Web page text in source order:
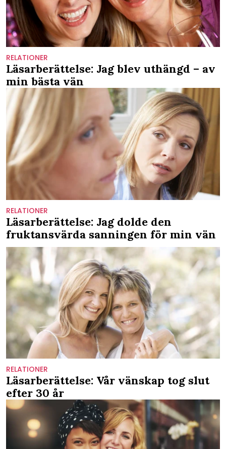
RELATIONER
Läsarberättelse: Jag blev uthängd – av
min bästa vän
RELATIONER
Läsarberättelse: Jag dolde den
fruktansvärda sanningen för min vän
RELATIONER
Läsarberättelse: Vår vänskap tog slut
efter 30 år